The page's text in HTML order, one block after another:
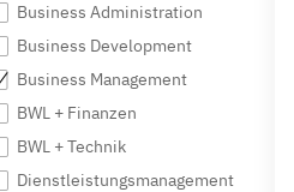
Business Administration
Business Development
Business Management
BWL + Finanzen
BWL + Technik
Dienstleistungsmanagement